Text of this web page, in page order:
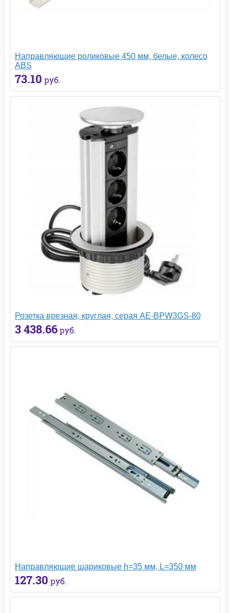
Направляющие роликовые 450 мм, белые, колесо
ABS
73.10 руб.
Розетка врезная, круглая, серая AE-BPW3GS-80
3 438.66 руб.
Направляющие шариковые h=35 мм, L=350 мм
127.30 руб.